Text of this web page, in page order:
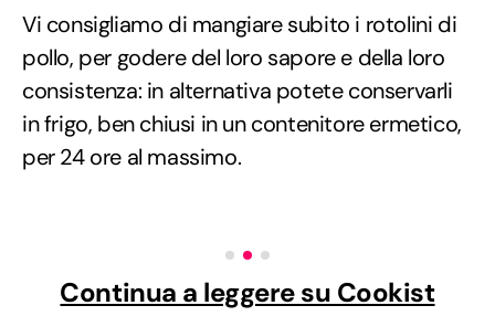
Vi consigliamo di mangiare subito i rotolini di
pollo, per godere del loro sapore e della loro
consistenza: in alternativa potete conservarli
in frigo, ben chiusi in un contenitore ermetico,
per 24 ore al massimo.
Continua a leggere su Cookist